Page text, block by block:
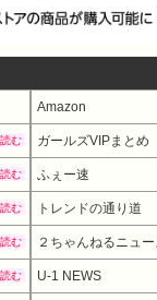
Amazon
む ガールズVIPまとめ
む ふぇー速
む トレンドの通り道
む
む U-1 NEWS